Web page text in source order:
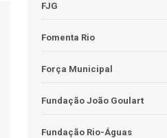
FJG
Fomenta Rio
Força Municipal
Fundação João Goulart
Fundação Rio-Águas